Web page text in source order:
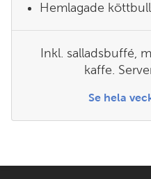
Hemlagade
Inkl. salladsbuffé,
kaffe.
Se hela